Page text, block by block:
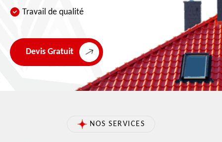
Travail de qualité
Devis Gratuit
NOS SERVICES